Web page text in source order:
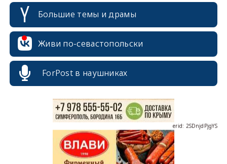
Большие темы и драмы
Живи по-севастопольски
ForPost в наушниках
erid: 2SDnjcrDNw6